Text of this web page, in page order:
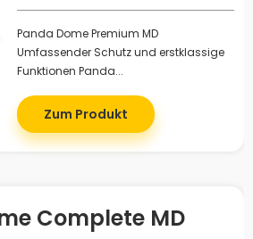
Panda Dome Premium MD
Umfassender Schutz und erstklassige
Funktionen Panda...
Zum Produkt
Complete MD